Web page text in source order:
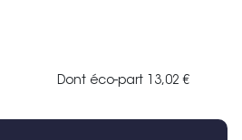
Dont éco-part 13,02 €